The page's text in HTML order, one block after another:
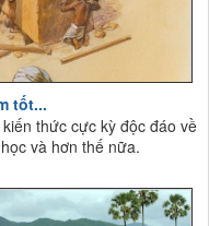
tốt...
thức cực kỳ độc đáo về
và hơn thế nữa.